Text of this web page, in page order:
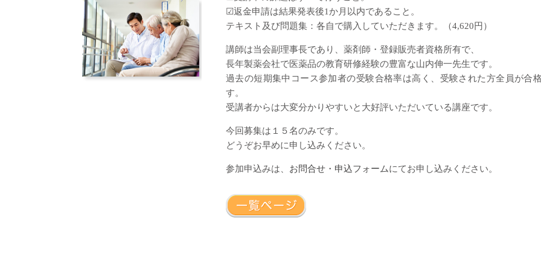
☑返金申請は結果発表後1か月以内であること。
テキスト及び問題集：各自で購入していただきます。（4,620円）
講師は当会副理事長であり、薬剤師・登録販売者資格所有で、
長年製薬会社で医薬品の教育研修経験の豊富な山内伸一先生です。
過去の短期集中コース参加者の受験合格率は高く、受験された方全員が合
す。
受講者からは大変分かりやすいと大好評いただいている講座です。
今回募集は１５名のみです。
どうぞお早めに申し込みください。
参加申込みは、 お問合せ・申込フォーム にてお申し込みください。